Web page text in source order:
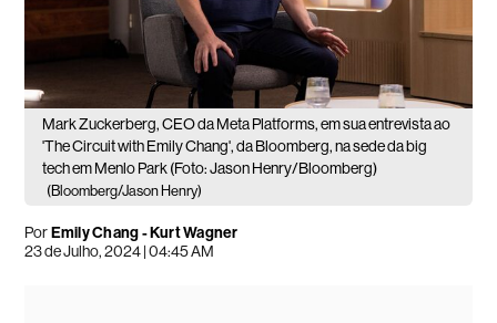
Mark Zuckerberg, CEO da Meta Platforms, em sua entrevista ao
'The Circuit with Emily Chang', da Bloomberg, na sede da big
tech em Menlo Park (Foto: Jason Henry/Bloomberg)
(Bloomberg/Jason Henry)
PorEmily Chang - Kurt Wagner
23 de Julho, 2024 | 04:45 AM